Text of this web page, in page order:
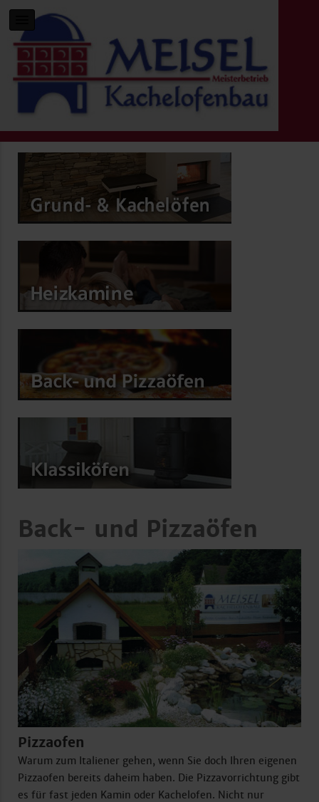
Back- und Pizzaöfen
Pizzaofen
Warum zum Italiener gehen, wenn Sie doch Ihren eigenen
Pizzaofen bereits daheim haben. Die Pizzavorrichtung gibt
es für fast jeden Kamin oder Kachelofen. Nicht nur